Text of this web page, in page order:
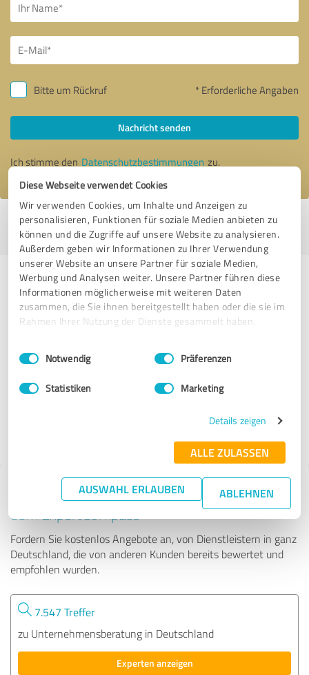
Diese Webseite verwendet Cookies
Wir verwenden Cookies, um Inhalte und Anzeigen zu
personalisieren, Funktionen für soziale Medien anbieten zu
können und die Zugriffe auf unsere Website zu analysieren.
Außerdem geben wir Informationen zu Ihrer Verwendung
unserer Website an unsere Partner für soziale Medien,
Werbung und Analysen weiter. Unsere Partner führen diese
Informationen möglicherweise mit weiteren Daten
zusammen, die Sie ihnen bereitgestellt haben oder die sie im
Rahmen Ihrer Nutzung der Dienste gesammelt haben.
Impressum Datenschutzbestimmungen
Einwilligungsauswahl
Notwendig Präferenzen
Statistiken Marketing
Details zeigen
ALLE ZULASSEN
AUSWAHL ERLAUBEN ABLEHNEN
Bitte um Rückruf * Erforderliche Angaben
Nachricht senden
Ich stimme den Datenschutzbestimmungen zu.
Profil aktiv seit 17.05.2024 |Letzte Aktualisierung: 17.05.2024|Profil
melden
Erfahrungen zu weiteren
Anbietern aus dem Bereich
Unternehmensberatung
Natalia Hoffmann-Demsing
Tipp: Die passenden Experten finden - mit
dem ExpertCompass
Fordern Sie kostenlos Angebote an, von Dienstleistern in ganz
Deutschland, die von anderen Kunden bereits bewertet und
empfohlen wurden.
7.547 Treffer
zu Unternehmensberatung in Deutschland
Experten anzeigen